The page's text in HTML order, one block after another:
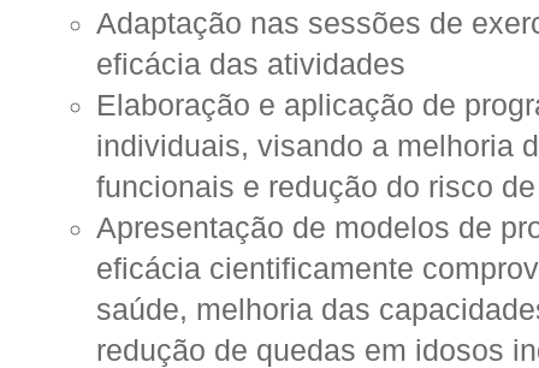
Adaptação nas sessões de
eficácia das atividades
Elaboração e aplicação de
individuais, visando a melhoria
funcionais e redução do risco
Apresentação de modelos de
eficácia cientificamente
saúde, melhoria das
redução de quedas em idosos